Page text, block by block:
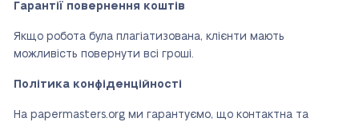
Гарантії повернення коштів
Якщо робота була плагіатизована, клієнти мають
можливість повернути всі гроші.
Політика конфіденційності
На papermasters.org ми гарантуємо, що контактна та